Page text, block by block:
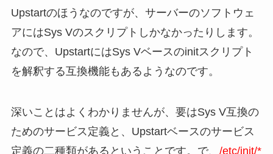
Upstartのほうなのですが、サーバーのソフトウェ
アにはSys Vのスクリプトしかなかったりします。
なので、UpstartにはSys Vベースのinitスクリプト
を解釈する互換機能もあるようなのです。
深いことはよくわかりませんが、要はSys V互換の
ためのサービス定義と、Upstartベースのサービス
定義の二種類があるということです。で、 /etc/init/*